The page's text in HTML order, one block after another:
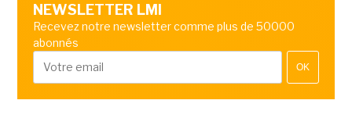
NEWSLETTER LMI
Recevez notre newsletter comme plus de 50000
abonnés
OK